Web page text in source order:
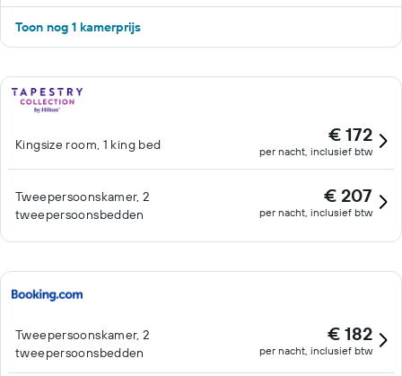
Toon nog 1 kamerprijs
Kingsize room, 1 king bed € 172
per nacht, inclusief btw
Tweepersoonskamer, 2
tweepersoonsbedden
€ 207
per nacht, inclusief btw
Tweepersoonskamer, 2
tweepersoonsbedden
€ 182
per nacht, inclusief btw